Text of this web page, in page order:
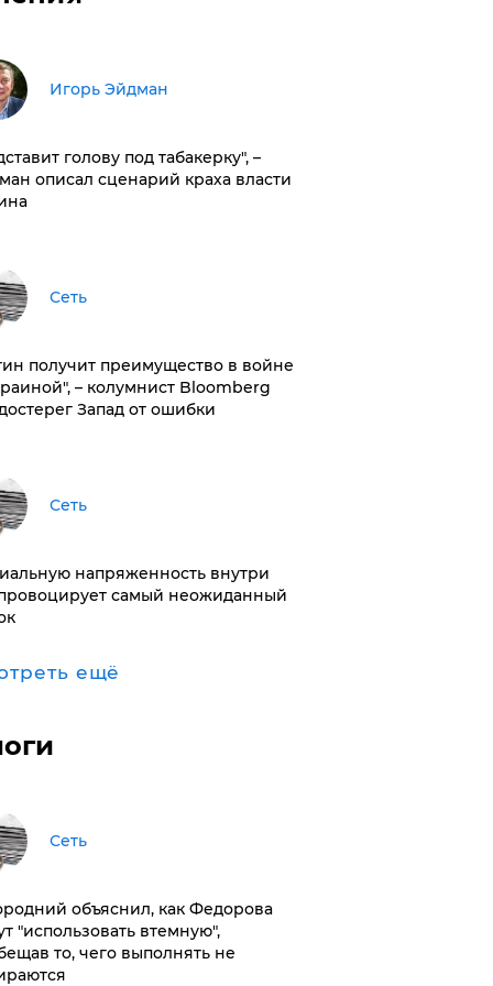
Игорь Эйдман
голову под табакерку", –
описал сценарий краха власти
Сеть
получит преимущество в войне
– колумнист Bloomberg
Запад от ошибки
Сеть
напряженность внутри
самый неожиданный
ещё
Сеть
объяснил, как Федорова
"использовать втемную",
то, чего выполнять не